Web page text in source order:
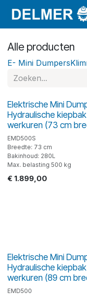
Overslaan naar inhoud
Alle producten
E- Mini Dumpers
Elektrische Mini
Hydraulische
werkuren (73 cm
EMD500S
Breedte: 73 cm
Bakinhoud: 280L
Max. belasting 500 kg
€ 1.899,00
Elektrische Mini
Hydraulische
werkuren (89 cm
EMD500